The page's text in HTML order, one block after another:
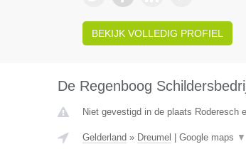
BEKIJK VOLLEDIG PROFIEL
De Regenboog
Niet gevestigd in de plaats Roderesch
Gelderland » Dreumel Google maps ▼